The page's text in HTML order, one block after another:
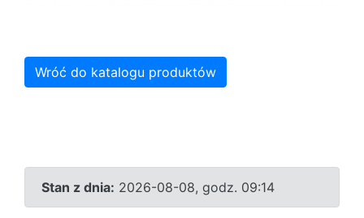
Wróć do katalogu produktów
Stan z dnia: 2026-08-08, godz. 09:14